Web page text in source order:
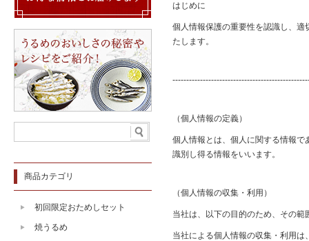
はじめに
個人情報保護の重要性を認識し、
たします。
（個人情報の定義）
個人情報とは、個人に関する情報
識別し得る情報をいいます。
（個人情報の収集・利用）
当社は、以下の目的のため、その
当社による個人情報の収集・利用
商品カテゴリ
初回限定おためしセット
焼うるめ